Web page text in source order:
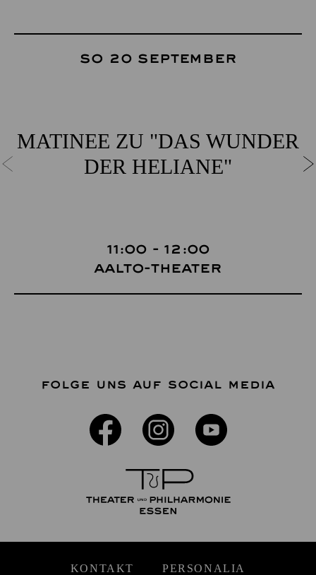
So 20 September
MATINEE ZU "DAS WUNDER
DER HELIANE"
11:00 - 12:00
Aalto-Theater
FOLGE UNS AUF SOCIAL MEDIA
KONTAKT PERSONALIA